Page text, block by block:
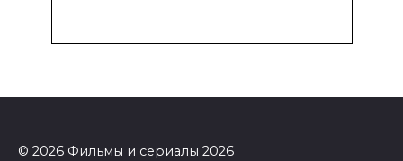
© 2026 Фильмы и сериалы 2026